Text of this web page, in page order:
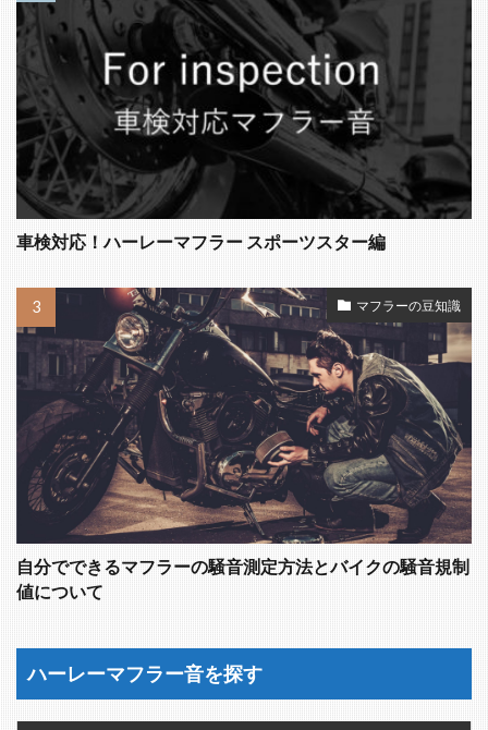
車検対応！ハーレーマフラー スポーツスター編
マフラーの豆知識
自分でできるマフラーの騒音測定方法とバイクの騒音規制
値について
ハーレーマフラー音を探す